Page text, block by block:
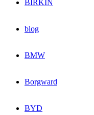
BIRKIN
blog
BMW
Borgward
BYD